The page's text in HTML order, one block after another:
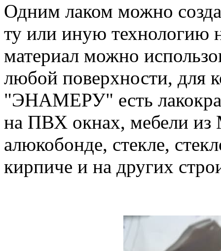
Одним лаком можно
ту или иную технологию
материал можно
любой поверхности,
"ЭНАМЕРУ" есть
на ПВХ окнах, мебели
алюкобонде, стекле,
кирпиче и на других